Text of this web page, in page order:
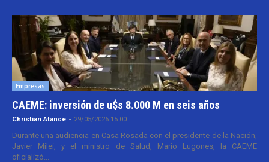
Empresas
CAEME: inversión de u$s 8.000 M en seis años
Christian Atance - 29/05/2026 15:00
Durante una audiencia en Casa Rosada con el presidente de la Nación,
Javier Milei, y el ministro de Salud, Mario Lugones, la CAEME
oficializó...